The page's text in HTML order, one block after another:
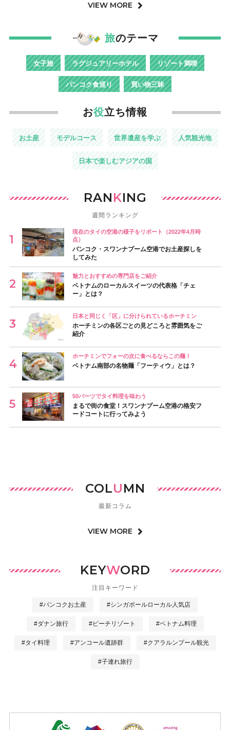
VIEW MORE
旅のテーマ
女子旅 ラグジュアリーホテル リゾート満喫
バンコク食巡り 買い物三昧
お役立ち情報
お土産 モデルコース 世界遺産を学ぶ 人気観光地
日本で楽しむアジアの国
RANKING
週間ランキング
現在のタイの空港の様子をリポート（2022年4月時
点）
バンコク・スワンナプーム空港でお土産探しを
してみた
魅力とおすすめの専門店をご紹介
ベトナムのローカルスイーツの代表格「チェ
ー」とは？
日本と同じく「区」に分けられているホーチミン
ホーチミンの各区ごとの見どころと雰囲気をご
紹介
ホーチミンでフォーの次に食べるならこの麺！
ベトナム南部の名物麺「フーティウ」とは？
50バーツでタイ料理を味わう
まるで街の食堂！スワンナプーム空港の格安フ
ードコートに行ってみよう
COLUMN
最新コラム
VIEW MORE
KEYWORD
注目キーワード
#バンコクお土産 #シンガポールローカル人気店
#ダナン旅行 #ビーチリゾート #ベトナム料理
#タイ料理 #アンコール遺跡群 #クアラルンプール観光
#子連れ旅行